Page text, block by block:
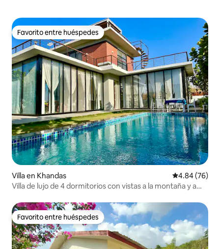
Favorito entre huéspedes
Favorito entre huéspedes
Villa en Khandas Calificación
4.84 (76)
Villa de lujo de 4 dormitorios con vistas a la montaña y a
Favorito entre huéspedes
Favorito entre huéspedes